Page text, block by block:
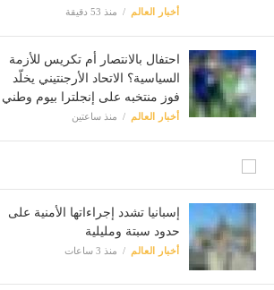
أخبار العالم منذ 53 دقيقة
احتفال بالانتصار أم تكريس للأزمة
السياسية؟ الاتحاد الأرجنتيني يخلّد
فوز منتخبه على إنجلترا بيوم وطني
أخبار العالم منذ ساعتين
إسبانيا تشدد إجراءاتها الأمنية على
حدود سبتة ومليلية
أخبار العالم منذ 3 ساعات